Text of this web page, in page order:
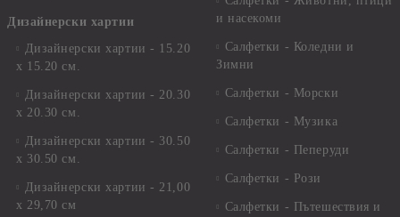
Дизайнерски хартии
Дизайнерски хартии - 15.20
х 15.20 см.
Дизайнерски хартии - 20.30
х 20.30 см.
Дизайнерски хартии - 30.50
х 30.50 см.
Дизайнерски хартии - 21,00
х 29,70 см
и насекоми
Салфетки - Коледни и
Зимни
Салфетки - Морски
Салфетки - Музика
Салфетки - Пеперуди
Салфетки - Рози
Салфетки - Пътешествия и